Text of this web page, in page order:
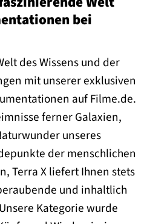
bei
des Wissens und der
mit unserer exklusiven
auf Filme.de.
ferner Galaxien,
unseres
der menschlichen
Terra X liefert Ihnen stets
und inhaltlich
Kategorie wurde